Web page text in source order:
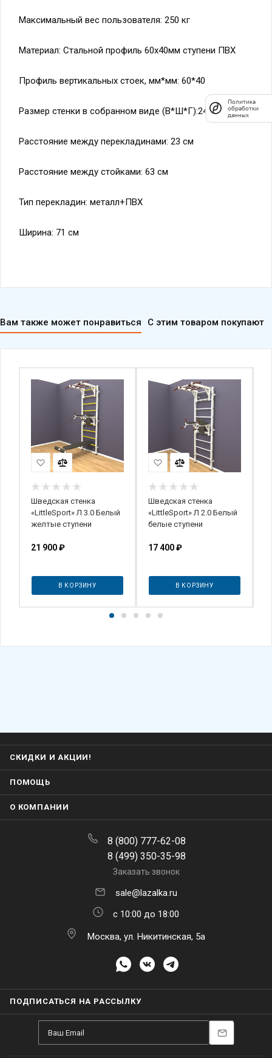
В КОРЗИНУ
Максимальный вес пользователя: 250 кг
Материал: Стальной профиль 60х40мм ступени ПВХ
Профиль вертикальных стоек, мм*мм: 60*40
Размер стенки в собранном виде (В*Ш*Г):240*71*14
Расстояние между перекладинами: 23 см
Расстояние между стойками: 63 см
Тип перекладин: металл+ПВХ
Ширина: 71 см
Вам также может понравиться С этим товаром покупают
Шведская стенка
«LittleSport» Л 3.0 Белый
желтые ступени
21 900₽
В КОРЗИНУ
Шведская стенка
«LittleSport» Л 2.0 Белый
белые ступени
17 400₽
В КОРЗИНУ
СКИДКИ И АКЦИИ!
ПОМОЩЬ
О КОМПАНИИ
8 (800) 777-62-08
8 (499) 350-35-98
Заказать звонок
sale@lazalka.ru
с 10:00 до 18:00
Москва, ул. Никитинская, 5а
ПОДПИСАТЬСЯ НА РАССЫЛКУ
Находясь на lazalka.ru политику конфиденциальности
даете согласие на обработку ваших ПДн, включая их передачу.
Подробнее